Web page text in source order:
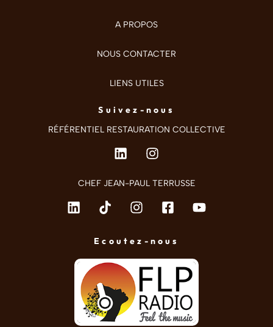
A PROPOS
NOUS CONTACTER
LIENS UTILES
Suivez-nous
RÉFÉRENTIEL RESTAURATION COLLECTIVE
CHEF JEAN-PAUL TERRUSSE
Ecoutez-nous